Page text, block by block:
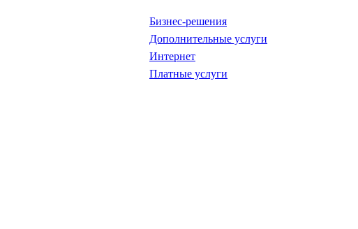
Бизнес-решения
Дополнительные услуги
Интернет
Платные услуги